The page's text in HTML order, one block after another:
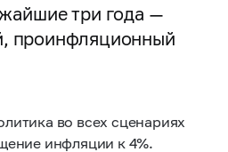
три года —
проинфляционный
во всех сценариях
инфляции к 4%.